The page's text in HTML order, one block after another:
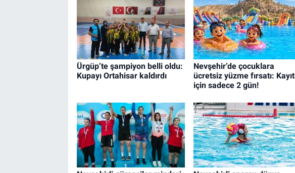
Ürgüp’te şampiyon belli oldu:
Kupayı Ortahisar kaldırdı
Nevşehir’de çocuklara
ücretsiz yüzme fırsatı: Kayıt
için sadece 2 gün!